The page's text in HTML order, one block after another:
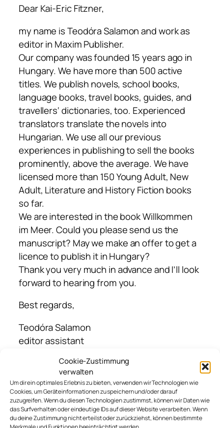
Cookie-Zustimmung
verwalten
Um dir ein optimales Erlebnis zu bieten, verwenden wir Technologien wie
Cookies, um Geräteinformationen zu speichern und/oder darauf
zuzugreifen. Wenn du diesen Technologien zustimmst, können wir Daten wie
das Surfverhalten oder eindeutige IDs auf dieser Website verarbeiten. Wenn
du deine Zustimmung nicht erteilst oder zurückziehst, können bestimmte
Dear Kai-Eric Fitzner,
my name is Teodóra Salamon and work as
editor in Maxim Publisher.
Our company was founded 15 years ago in
Hungary. We have more than 500 active
titles. We publish novels, school books,
language books, travel books, guides, and
travellers‘ dictionaries, too. Experienced
translators translate the novels into
Hungarian. We use all our previous
experiences in publishing to sell the books
prominently, above the average. We have
licensed more than 150 Young Adult, New
Adult, Literature and History Fiction books
so far.
We are interested in the book Willkommen
im Meer. Could you please send us the
manuscript? May we make an offer to get a
licence to publish it in Hungary?
Thank you very much in advance and I’ll look
forward to hearing from you.
Best regards,
Teodóra Salamon
editor assistant
Maxim Publisher (Maxim Könyvkiadó Kft.)
Kollégiumi út 11/H
6728 Szeged
Hungary
Tel.: +36 62 551 093